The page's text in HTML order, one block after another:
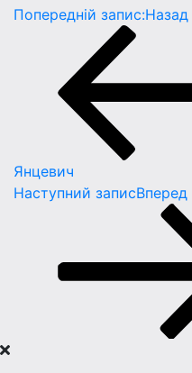
Попередній запис:Назад
Янцевич
Наступний записВперед